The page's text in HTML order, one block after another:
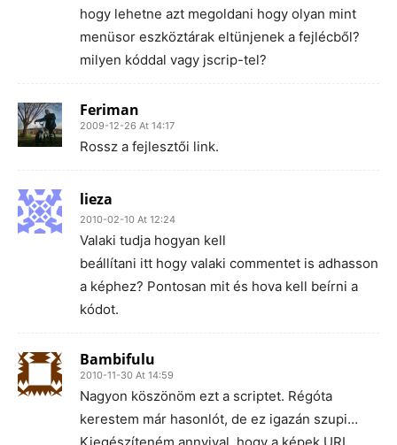
hogy lehetne azt megoldani hogy olyan mint
menüsor eszköztárak eltünjenek a fejlécből?
milyen kóddal vagy jscrip-tel?
Feriman
2009-12-26 At 14:17
Rossz a fejlesztői link.
lieza
2010-02-10 At 12:24
Valaki tudja hogyan kell
beállítani itt hogy valaki commentet is adhasson
a képhez? Pontosan mit és hova kell beírni a
kódot.
Bambifulu
2010-11-30 At 14:59
Nagyon köszönöm ezt a scriptet. Régóta
kerestem már hasonlót, de ez igazán szupi…
Kiegészíteném annyival, hogy a képek URL